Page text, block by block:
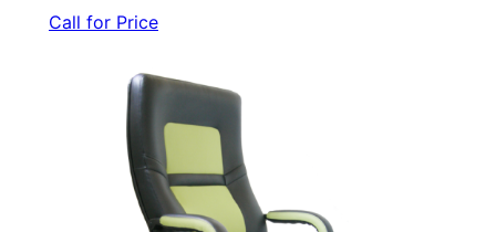
Call for Price